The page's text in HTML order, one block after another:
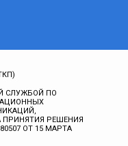
СЛУЖБОЙ ПО
РЕШЕНИЯ
ОТ 15 МАРТА